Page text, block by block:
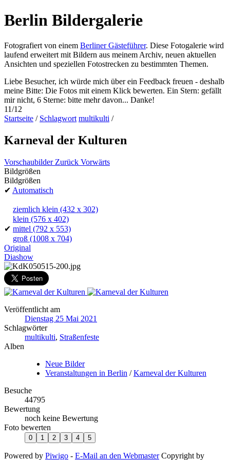
Berlin Bildergalerie
Fotografiert von einem Berliner Gästeführer. Diese Fotogalerie wird
laufend erweitert mit Bildern aus meinem Archiv, neuen aktuellen
Ansichten und speziellen Fotostrecken zu bestimmten Themen.
Liebe Besucher, ich würde mich über ein Feedback freuen - deshalb
meine Bitte: Die Fotos mit einem Klick bewerten. Ein Stern: gefällt
mir nicht, 6 Sterne: bitte mehr davon... Danke!
11/12
Startseite / Schlagwort multikulti /
Karneval der Kulturen
Vorschaubilder Zurück Vorwärts
Bildgrößen
Bildgrößen
✔ Automatisch
ziemlich klein (432 x 302)
klein (576 x 402)
✔ mittel (792 x 553)
groß (1008 x 704)
Original
Diashow
Veröffentlicht am
Dienstag 25 Mai 2021
Schlagwörter
multikulti, Straßenfeste
Alben
Neue Bilder
Veranstaltungen in Berlin /Karneval der Kulturen
Besuche
44795
Bewertung
noch keine Bewertung
Foto bewerten
Powered by Piwigo - E-Mail an den Webmaster Copyright by